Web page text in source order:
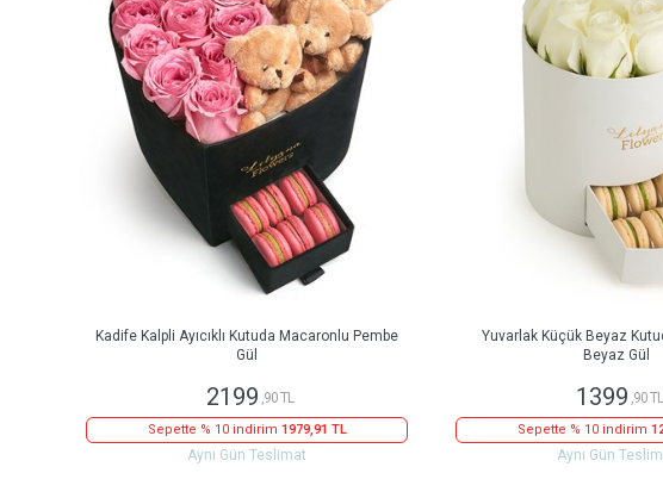
Kadife Kalpli Ayıcıklı Kutuda Macaronlu Pembe
Gül
2199 ,90 TL
Sepette % 10 indirim 1979,91 TL
Aynı Gün Teslimat
Yuvarlak Küçük Beyaz
Beyaz Gül
1399 ,90 TL
Sepette % 10 indirim
Aynı Gün